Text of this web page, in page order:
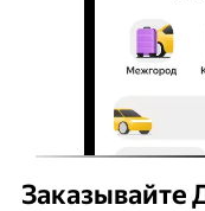
Заказывайте